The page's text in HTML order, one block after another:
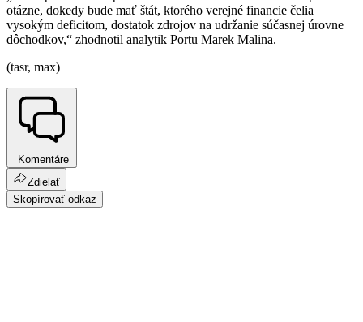
otázne, dokedy bude mať štát, ktorého verejné financie čelia
vysokým deficitom, dostatok zdrojov na udržanie súčasnej úrovne
dôchodkov,“ zhodnotil analytik Portu Marek Malina.
(tasr, max)
Komentáre
Zdielať
Skopírovať odkaz